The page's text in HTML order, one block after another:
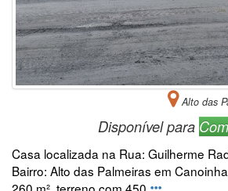
Alto das
Disponível para
Casa localizada na Rua: Guilherme
Bairro: Alto das Palmeiras em